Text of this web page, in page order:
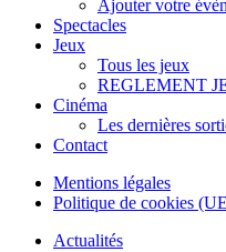
Ajouter votre
Spectacles
Jeux
Tous les jeux
REGLEMENT
Cinéma
Les dernières
Contact
Mentions légales
Politique de cookies
Actualités